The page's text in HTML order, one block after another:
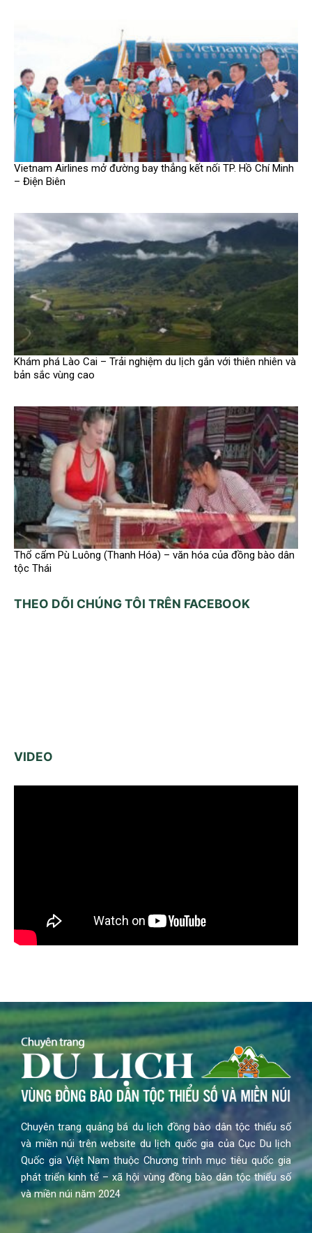
Vietnam Airlines mở đường bay thẳng kết nối TP. Hồ Chí Minh
– Điện Biên
Khám phá Lào Cai – Trải nghiệm du lịch gắn với thiên nhiên và
bản sắc vùng cao
Thổ cẩm Pù Luông (Thanh Hóa) – văn hóa của đồng bào dân
tộc Thái
THEO DÕI CHÚNG TÔI TRÊN FACEBOOK
VIDEO
Chuyên trang quảng bá du lịch đồng bào dân tộc thiểu số
và miền núi trên website du lịch quốc gia của Cục Du lịch
Quốc gia Việt Nam thuộc Chương trình mục tiêu quốc gia
phát triển kinh tế – xã hội vùng đồng bào dân tộc thiểu số
và miền núi năm 2024